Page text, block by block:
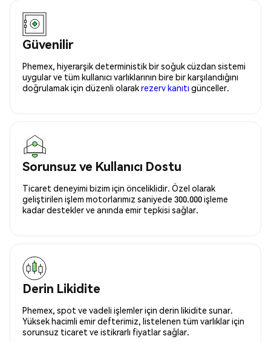
Güvenilir
Phemex, hiyerarşik deterministik bir soğuk cüzdan sistemi
uygular ve tüm kullanıcı varlıklarının bire bir karşılandığını
doğrulamak için düzenli olarakrezerv kanıtı günceller.
Sorunsuz ve Kullanıcı Dostu
Ticaret deneyimi bizim için önceliklidir. Özel olarak
geliştirilen işlem motorlarımız saniyede 300.000 işleme
kadar destekler ve anında emir tepkisi sağlar.
Derin Likidite
Phemex, spot ve vadeli işlemler için derin likidite sunar.
Yüksek hacimli emir defterimiz, listelenen tüm varlıklar için
sorunsuz ticaret ve istikrarlı fiyatlar sağlar.